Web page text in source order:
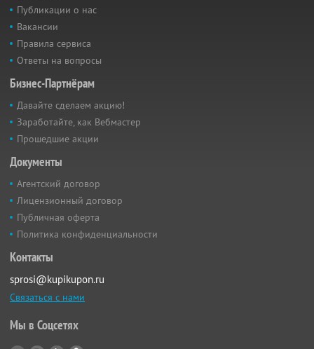
Публикации о нас
Вакансии
Правила сервиса
Ответы на вопросы
Бизнес-Партнёрам
Давайте сделаем акцию!
Заработайте, как Вебмастер
Прошедшие акции
Документы
Агентский договор
Лицензионный договор
Публичная оферта
Политика конфиденциальности
Контакты
sprosi@kupikupon.ru
Связаться с нами
Мы в Соцсетях